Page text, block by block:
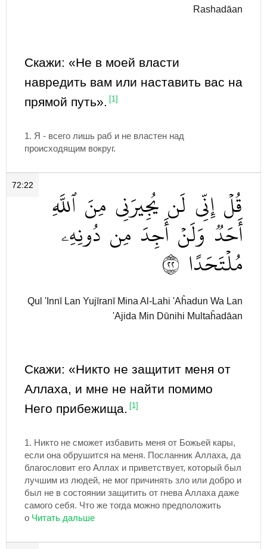
Rashadāan
Скажи: «Не в моей власти
навредить вам или наставить вас на
прямой путь».
[1]
1. Я - всего лишь раб и не властен над
происходящим вокруг.
72:22 قُلۡ إِنِّي لَن يُجِيرَنِي مِنَ ٱللَّهِ
أَحَدٞ وَلَنۡ أَجِدَ مِن دُونِهِۦ
مُلۡتَحَدًا ٢٢
Qul 'Innī Lan Yujīranī Mina Al-Lahi 'Aĥadun Wa Lan
'Ajida Min Dūnihi Multaĥadāan
Скажи: «Никто не защитит меня от
Аллаха, и мне не найти помимо
Него прибежища.
[1]
1. Никто не сможет избавить меня от Божьей кары,
если она обрушится на меня. Посланник Аллаха, да
благословит его Аллах и приветствует, который был
лучшим из людей, не мог причинять зло или добро и
был не в состоянии защитить от гнева Аллаха даже
самого себя. Что же тогда можно предположить
о